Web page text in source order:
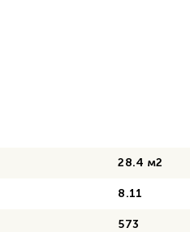
28.4 м2
8.11
573